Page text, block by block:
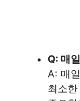
Q: 매
A: 매
최소